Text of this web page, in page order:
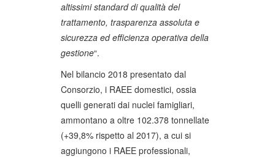
altissimi standard di qualità del
trattamento, trasparenza assoluta e
sicurezza ed efficienza operativa della
gestione“.
Nel bilancio 2018 presentato dal
Consorzio, i RAEE domestici, ossia
quelli generati dai nuclei famigliari,
ammontano a oltre 102.378 tonnellate
(+39,8% rispetto al 2017), a cui si
aggiungono i RAEE professionali,